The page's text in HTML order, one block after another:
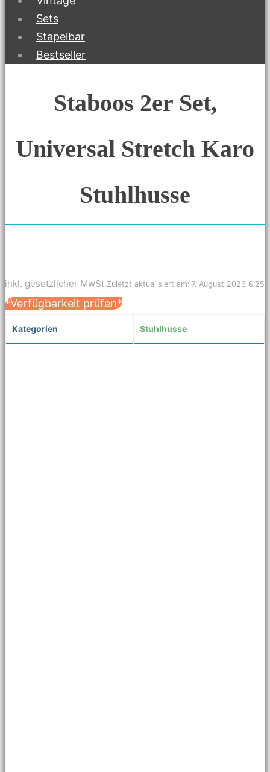
Sets
Stapelbar
Bestseller
Staboos 2er Set,
Universal Stretch Karo
Stuhlhusse
inkl. gesetzlicher MwSt.Zuletzt aktualisiert am: 7. August 2026 6:25
*Verfügbarkeit prüfen*
Kategorien Stuhlhusse